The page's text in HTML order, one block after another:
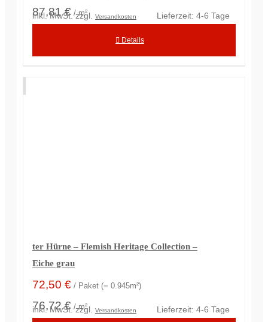
87,81 € / m²
inkl. MwSt. zzgl. Versandkosten Lieferzeit: 4-6 Tage
Details
ter Hürne – Flemish Heritage Collection –
Eiche grau
72,50 € / Paket (= 0.945m²)
76,72 € / m²
inkl. MwSt. zzgl. Versandkosten Lieferzeit: 4-6 Tage